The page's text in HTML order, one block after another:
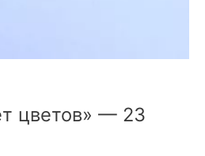
цветов» — 23